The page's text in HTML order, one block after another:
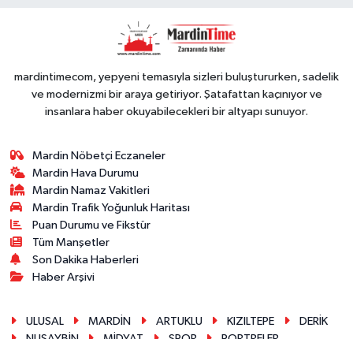
mardintimecom, yepyeni temasıyla sizleri buluştururken, sadelik
ve modernizmi bir araya getiriyor. Şatafattan kaçınıyor ve
insanlara haber okuyabilecekleri bir altyapı sunuyor.
Mardin Nöbetçi Eczaneler
Mardin Hava Durumu
Mardin Namaz Vakitleri
Mardin Trafik Yoğunluk Haritası
Puan Durumu ve Fikstür
Tüm Manşetler
Son Dakika Haberleri
Haber Arşivi
ULUSAL MARDİN ARTUKLU KIZILTEPE
DERİK